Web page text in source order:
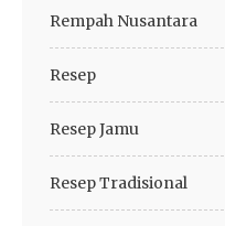
Rempah Nusantara
Resep
Resep Jamu
Resep Tradisional